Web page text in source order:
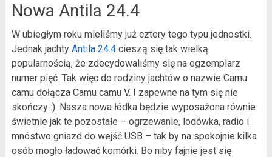
Nowa Antila 24.4
W ubiegłym roku mieliśmy już cztery tego typu jednostki.
Jednak jachty Antila 24.4cieszą się tak wielką
popularnością, że zdecydowaliśmy się na egzemplarz
numer pięć. Tak więc do rodziny jachtów o nazwie Camu
camu dołącza Camu camu V. I zapewne na tym się nie
skończy :). Nasza nowa łódka będzie wyposażona równie
świetnie jak te pozostałe – ogrzewanie, lodówka, radio i
mnóstwo gniazd do wejść USB – tak by na spokojnie kilka
osób mogło ładować komórki. Bo niby fajnie jest się